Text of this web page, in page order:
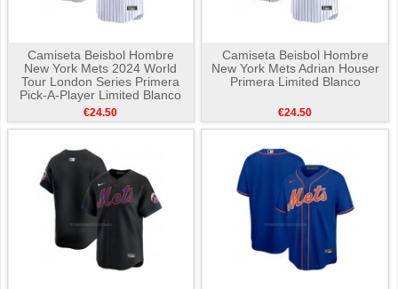
Camiseta Beisbol Hombre
New York Mets 2024 World
Tour London Series Primera
Pick-A-Player Limited Blanco
€24.50
Camiseta Beisbol Hombre
New York Mets Adrian Houser
Primera Limited Blanco
€24.50